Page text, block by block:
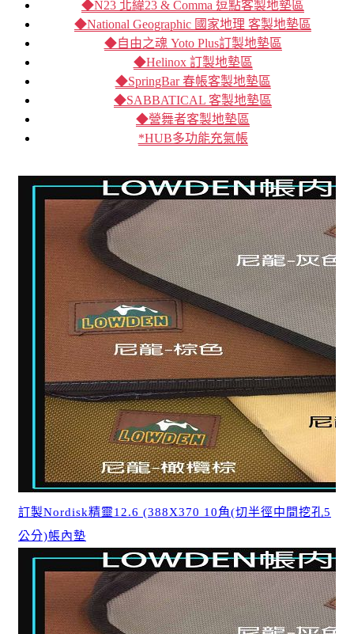
◆N23 北緯23 & Comma 逗點客製地墊區
◆National Geographic 國家地理 客製地墊區
◆自由之魂 Yoto Plus訂製地墊區
◆Helinox 訂製地墊區
◆SpringBar 春帳客製地墊區
◆SABBATICAL 客製地墊區
◆營舞者客製地墊區
*HUB多功能充氣帳
訂製Nordisk精靈12.6 (388X370 10角(切半徑中間挖孔5
公分)帳內墊